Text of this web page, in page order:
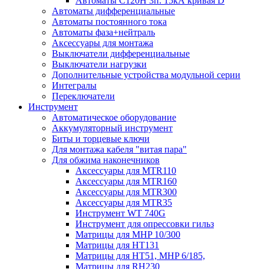
Автоматы дифференциальные
Автоматы постоянного тока
Автоматы фаза+нейтраль
Аксессуары для монтажа
Выключатели дифференциальные
Выключатели нагрузки
Дополнительные устройства модульной серии
Интегралы
Переключатели
Инструмент
Автоматическое оборудование
Аккумуляторный инструмент
Биты и торцевые ключи
Для монтажа кабеля "витая пара"
Для обжима наконечников
Аксессуары для MTR110
Аксессуары для MTR160
Аксессуары для MTR300
Аксессуары для MTR35
Инструмент WT 740G
Инструмент для опрессовки гильз
Матрицы для MHP 10/300
Матрицы для НТ131
Матрицы для НТ51, MHP 6/185,
Матрицы для RH230